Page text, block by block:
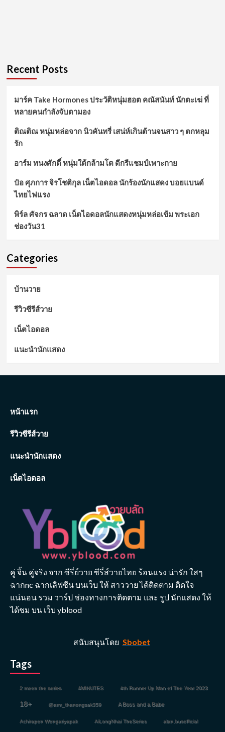
Recent Posts
มาร์ค Take Hormones ประวัติหนุ่มฮอต คณัสนันท์ นักตะเฆ่ ที่
หลายคนกำลังจับตามอง
ติณติณ หนุ่มหล่อจาก นิวคันทรี่ เสน่ห์เกินต้านจนสาว ๆ ตกหลุม
รัก
อาร์ม ทนงศักดิ์ หนุ่มใต้กล้ามโต ดีกรีแชมป์เพาะกาย
ป๋อ ศุภการ จิรโชติกุล เน็ตไอดอล นักร้องนักแสดง บอยแบนด์
ไทยไฟแรง
พิร์ล ศัจกร ฉลาด เน็ตไอดอลนักแสดงหนุ่มหล่อเข้ม พระเอก
ช่องวัน31
Categories
บ้านวาย
รีวิวซีรีส์วาย
เน็ตไอดอล
แนะนำนักแสดง
หน้าแรก
รีวิวซีรีส์วาย
แนะนำนักแสดง
เน็ตไอดอล
คู่ จิ้น คู่จริง จาก ซีรี่ย์วาย ซีรี่ส์วายไทย ร้อนแรง น่ารัก ใสๆ
ฉากnc ฉากเลิฟซีน บนเว็บ ให้ สาววาย ได้ติดตาม ติดใจ
แน่นอน รวม วาร์ป ช่องทางการติดตาม และ รูป นักแสดง ให้
ได้ชม บน เว็บ yblood
สนับสนุนโดย Sbobet
Tags
2 moon the series 4MINUTES 4th Runner Up Man of The Year 2023
18+ @arm_thanongsak359 A Boss and a Babe
Achirapon Wongariyapak AiLongNhai TheSeries alan.busofficial